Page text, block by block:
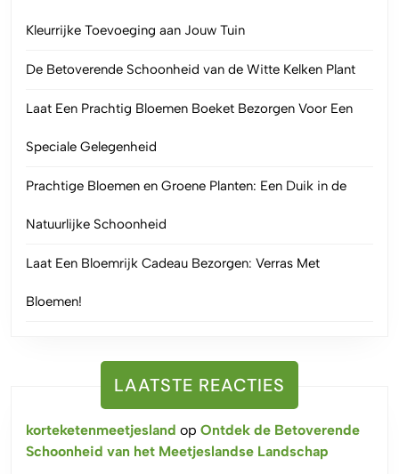
Kleurrijke Toevoeging aan Jouw Tuin
De Betoverende Schoonheid van de Witte Kelken Plant
Laat Een Prachtig Bloemen Boeket Bezorgen Voor Een
Speciale Gelegenheid
Prachtige Bloemen en Groene Planten: Een Duik in de
Natuurlijke Schoonheid
Laat Een Bloemrijk Cadeau Bezorgen: Verras Met
Bloemen!
LAATSTE REACTIES
korteketenmeetjesland op Ontdek de Betoverende
Schoonheid van het Meetjeslandse Landschap